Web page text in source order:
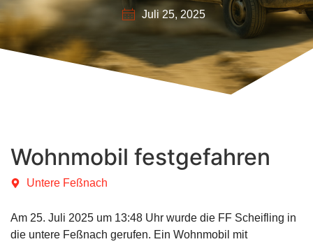
Juli 25, 2025
Wohnmobil festgefahren
Untere Feßnach
Am 25. Juli 2025 um 13:48 Uhr wurde die FF Scheifling in
die untere Feßnach gerufen. Ein Wohnmobil mit